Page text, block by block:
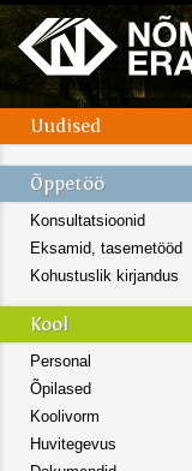
Konsultatsioonid
Eksamid, tasemetööd
Kohustuslik kirjandus
Personal
Õpilased
Koolivorm
Huvitegevus